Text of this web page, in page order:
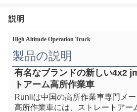
説明
High Altitude Operation Truck
製品の説明
有名なブランドの新しい4x2
トアーム高所作業車
Runliは中国の高所作業車専門メ
高所作業車には、ストレートアー